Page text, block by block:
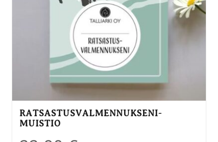
RATSASTUSVALMENNUKSENI-
MUISTIO